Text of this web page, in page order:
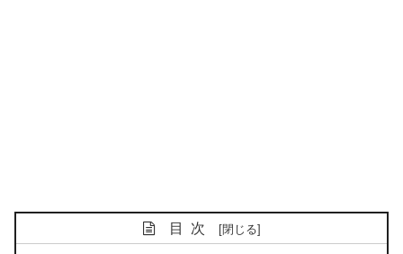
目次